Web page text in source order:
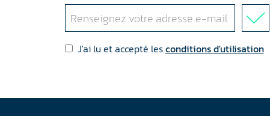
J'ai lu et accepté lesconditions d'utilisation